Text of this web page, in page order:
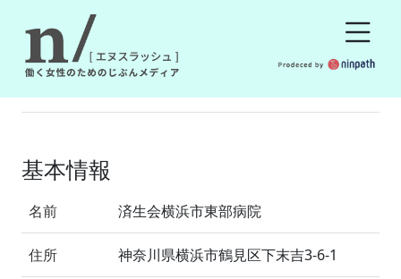
基本情報
名前 済生会横浜市東部病院
住所 神奈川県横浜市鶴見区下末吉3-6-1